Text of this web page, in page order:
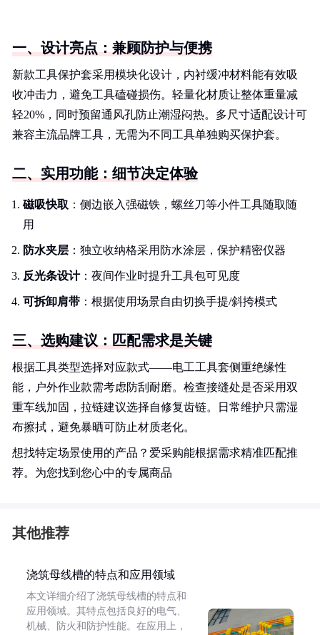
一、设计亮点：兼顾防护与便携
新款工具保护套采用模块化设计，内衬缓冲材料能有效吸
收冲击力，避免工具磕碰损伤。轻量化材质让整体重量减
轻20%，同时预留通风孔防止潮湿闷热。多尺寸适配设计可
兼容主流品牌工具，无需为不同工具单独购买保护套。
二、实用功能：细节决定体验
磁吸快取 ：侧边嵌入强磁铁，螺丝刀等小件工具随取随
用
防水夹层 ：独立收纳格采用防水涂层，保护精密仪器
反光条设计：夜间作业时提升工具包可见度
可拆卸肩带 ：根据使用场景自由切换手提/斜挎模式
三、选购建议：匹配需求是关键
根据工具类型选择对应款式——电工工具套侧重绝缘性
能，户外作业款需考虑防刮耐磨。检查接缝处是否采用双
重车线加固，拉链建议选择自修复齿链。日常维护只需湿
布擦拭，避免暴晒可防止材质老化。
想找特定场景使用的产品？爱采购能根据需求精准匹配推
荐。为您找到您心中的专属商品
其他推荐
浇筑母线槽的特点和应用领域
本文详细介绍了浇筑母线槽的特点和
应用领域。其特点包括良好的电气、
机械、防火和防护性能。在应用上，